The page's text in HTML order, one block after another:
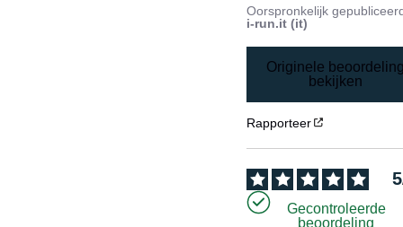
Oorspronkelijk
i-run.it (it)
Originele
bekijken
Rapporteer
5
Gecontroleerde
beoordeling